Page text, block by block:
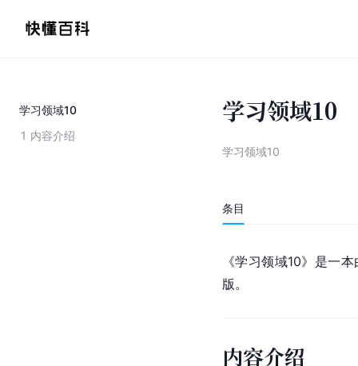
学习领域10
1 内容介绍
学习领域10
学习领域10
条目
《学习领域10》是一
版。
内容介绍